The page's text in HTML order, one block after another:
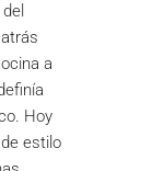
a
Hoy
estilo